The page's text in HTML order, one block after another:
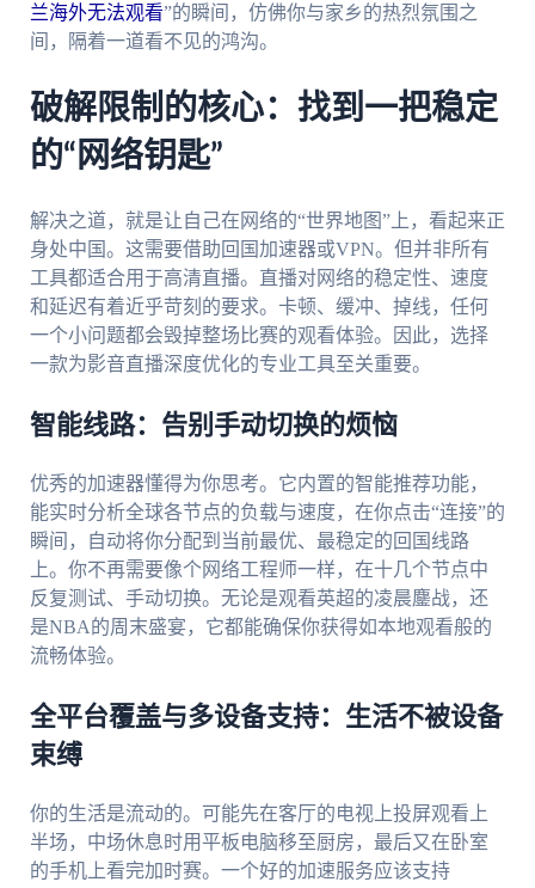
兰海外无法观看”的瞬间，仿佛你与家乡的热烈氛围之
间，隔着一道看不见的鸿沟。
破解限制的核心：找到一把稳定
的“网络钥匙”
解决之道，就是让自己在网络的“世界地图”上，看起来正
身处中国。这需要借助回国加速器或VPN。但并非所有
工具都适合用于高清直播。直播对网络的稳定性、速度
和延迟有着近乎苛刻的要求。卡顿、缓冲、掉线，任何
一个小问题都会毁掉整场比赛的观看体验。因此，选择
一款为影音直播深度优化的专业工具至关重要。
智能线路：告别手动切换的烦恼
优秀的加速器懂得为你思考。它内置的智能推荐功能，
能实时分析全球各节点的负载与速度，在你点击“连接”的
瞬间，自动将你分配到当前最优、最稳定的回国线路
上。你不再需要像个网络工程师一样，在十几个节点中
反复测试、手动切换。无论是观看英超的凌晨鏖战，还
是NBA的周末盛宴，它都能确保你获得如本地观看般的
流畅体验。
全平台覆盖与多设备支持：生活不被设备
束缚
你的生活是流动的。可能先在客厅的电视上投屏观看上
半场，中场休息时用平板电脑移至厨房，最后又在卧室
的手机上看完加时赛。一个好的加速服务应该支持